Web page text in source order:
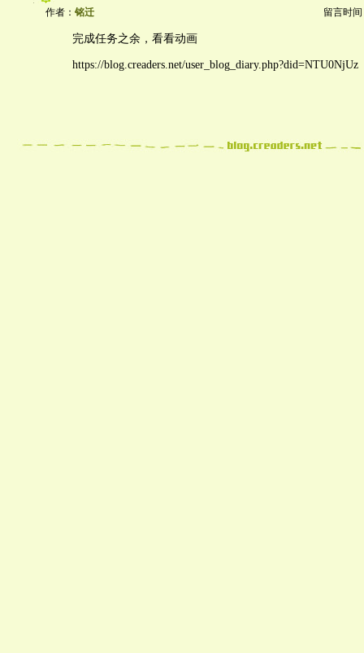
作者： 铭迁 留言时间
完成任务之余，看看动画
https://blog.creaders.net/user_blog_diary.php?did=NTU0NjUz